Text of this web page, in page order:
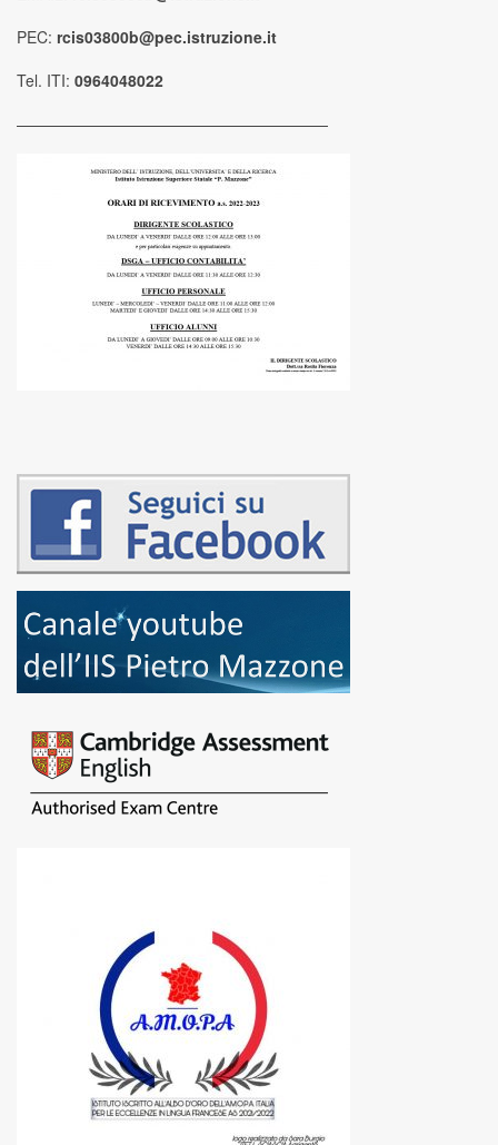
PEC: rcis03800b@pec.istruzione.it
Tel. ITI: 0964048022
————————————————————